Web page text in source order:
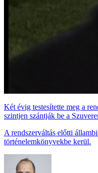
Két évig testesítette meg a
szintjen szántják be a
A rendszerváltás előtti
történelemkönyvekbe kerül.